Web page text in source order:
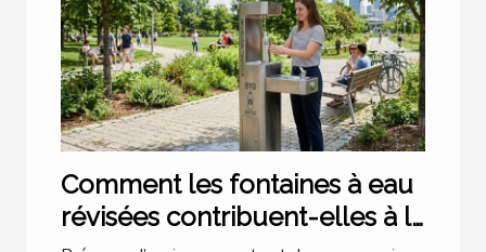
Comment les fontaines à eau
révisées contribuent-elles à la